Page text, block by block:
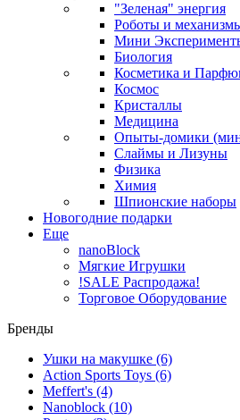
"Зеленая" энергия
Роботы и
Мини
Биология
Косметика и
Космос
Кристаллы
Медицина
Опыты-домики
Слаймы и Лизуны
Физика
Химия
Шпионские наборы
Новогодние подарки
Еще
nanoBlock
Мягкие Игрушки
!SALE Распродажа!
Торговое Оборудование
Бренды
Ушки на макушке (6)
Action Sports Toys (6)
Meffert's (4)
Nanoblock (10)